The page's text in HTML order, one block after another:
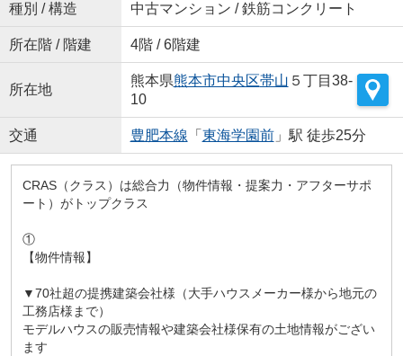
種別 / 構造 中古マンション / 鉄筋コンクリート
所在階 / 階建 4階 / 6階建
所在地
熊本県熊本市中央区帯山 ５丁目38-
10
交通 豊肥本線 「 東海学園前」駅 徒歩25分
CRAS（クラス）は総合力（物件情報・提案力・アフターサポ
ート）がトップクラス
①
【物件情報】
▼70社超の提携建築会社様（大手ハウスメーカー様から地元の
工務店様まで）
モデルハウスの販売情報や建築会社様保有の土地情報がござい
ます